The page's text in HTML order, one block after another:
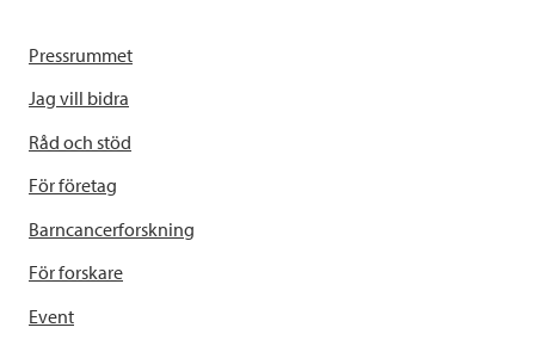
Pressrummet
Jag vill bidra
Råd och stöd
För företag
Barncancerforskning
För forskare
Event